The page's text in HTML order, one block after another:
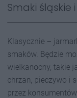
Smaki śląskie
Klasycznie –
smaków. Będzie
wielkanocny, takie
chrzan, pieczywo i
przez